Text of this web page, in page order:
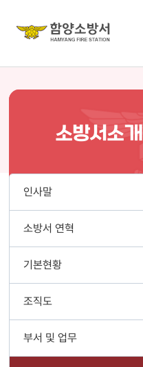
소방서소개
인사말
소방서 연혁
기본현황
조직도
부서 및 업무